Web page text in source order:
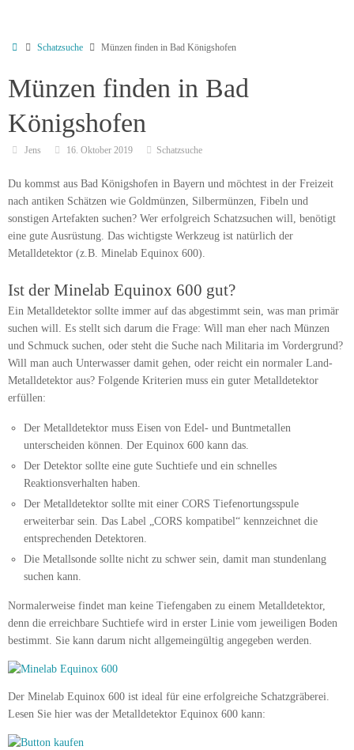
Schatzsuche Münzen finden in Bad Königshofen
Münzen finden in Bad
Königshofen
Jens 16. Oktober 2019 Schatzsuche
Du kommst aus Bad Königshofen in Bayern und möchtest in der Freizeit
nach antiken Schätzen wie Goldmünzen, Silbermünzen, Fibeln und
sonstigen Artefakten suchen? Wer erfolgreich Schatzsuchen will, benötigt
eine gute Ausrüstung. Das wichtigste Werkzeug ist natürlich der
Metalldetektor (z.B. Minelab Equinox 600).
Ist der Minelab Equinox 600 gut?
Ein Metalldetektor sollte immer auf das abgestimmt sein, was man primär
suchen will. Es stellt sich darum die Frage: Will man eher nach Münzen
und Schmuck suchen, oder steht die Suche nach Militaria im Vordergrund?
Will man auch Unterwasser damit gehen, oder reicht ein normaler Land-
Metalldetektor aus? Folgende Kriterien muss ein guter Metalldetektor
erfüllen:
Der Metalldetektor muss Eisen von Edel- und Buntmetallen
unterscheiden können. Der Equinox 600 kann das.
Der Detektor sollte eine gute Suchtiefe und ein schnelles
Reaktionsverhalten haben.
Der Metalldetektor sollte mit einer CORS Tiefenortungsspule
erweiterbar sein. Das Label „CORS kompatibel“ kennzeichnet die
entsprechenden Detektoren.
Die Metallsonde sollte nicht zu schwer sein, damit man stundenlang
suchen kann.
Normalerweise findet man keine Tiefengaben zu einem Metalldetektor,
denn die erreichbare Suchtiefe wird in erster Linie vom jeweiligen Boden
bestimmt. Sie kann darum nicht allgemeingültig angegeben werden.
Der Minelab Equinox 600 ist ideal für eine erfolgreiche Schatzgräberei.
Lesen Sie hier was der Metalldetektor Equinox 600 kann: